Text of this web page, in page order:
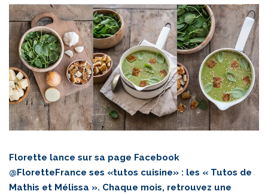
Florette lance sur sa page Facebook
@FloretteFrance ses «tutos cuisine» : les « Tutos de
Mathis et Mélissa ». Chaque mois, retrouvez une